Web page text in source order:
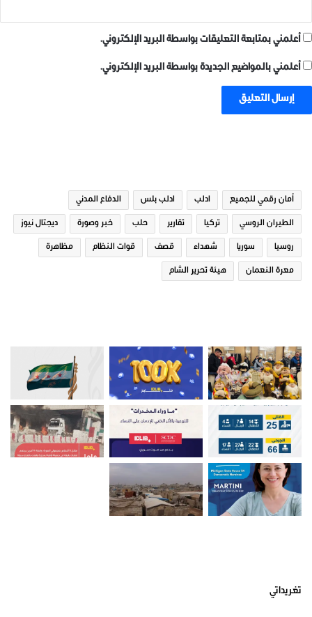
أعلمني بمتابعة التعليقات بواسطة البريد الإلكتروني.
أعلمني بالمواضيع الجديدة بواسطة البريد الإلكتروني.
أمان رقمي للجميع ادلب ادلب بلس الدفاع المدني
الطيران الروسي تركيا تقارير حلب خبر وصورة ديجتال نيوز
روسيا سوريا شهداء قصف قوات النظام مظاهرة
معرة النعمان هيئة تحرير الشام
تغريداتي